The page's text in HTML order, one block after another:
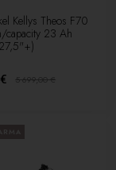
Kellys Theos F70
23 Ah
5 699,00€